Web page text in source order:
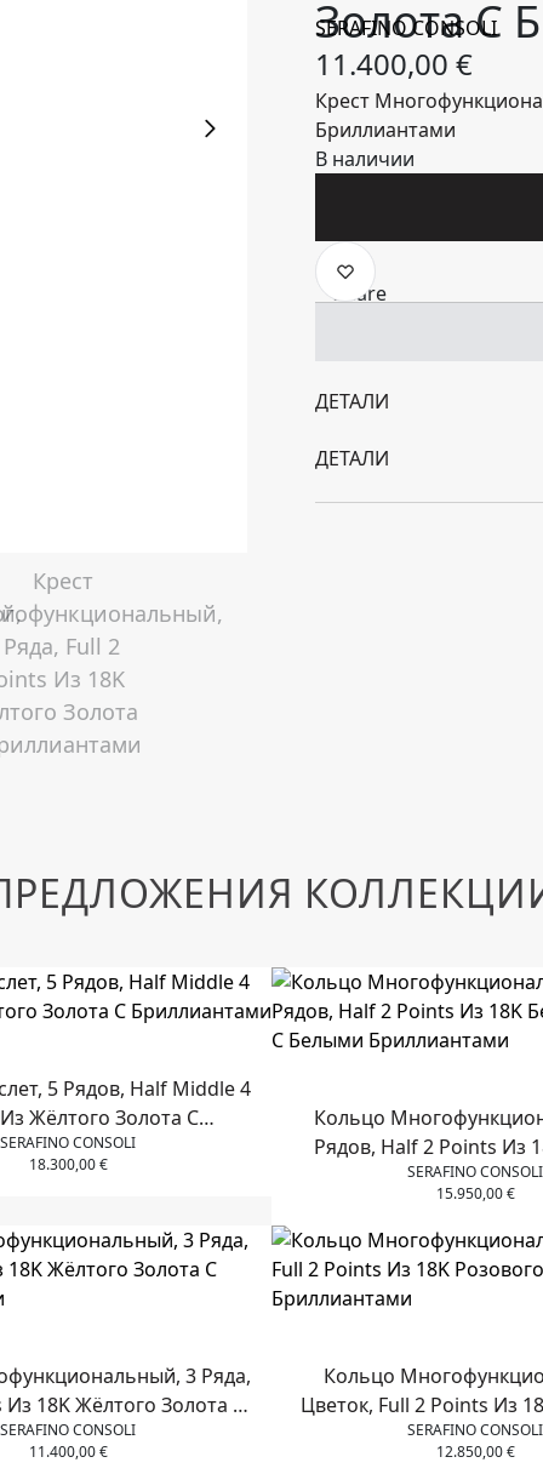
Золота С
SERAFINO CONSOLI
11.400,00 €
Крест
Бриллиантами
В наличии
ДЕТАЛИ
ДЕТАЛИ
5 Рядов, Half Middle 4
Жёлтого Золота С
SERAFINO CONSOLI
18.300,00€
Кольцо
Рядов, Half 2 Points Из
Золота С Белыми
SERAFINO CONSOLI
15.950,00€
3 Ряда,
Из 18K Жёлтого Золота С
SERAFINO CONSOLI
11.400,00€
Кольцо
Цветок, Full 2 Points Из
Золота С
SERAFINO CONSOLI
12.850,00€